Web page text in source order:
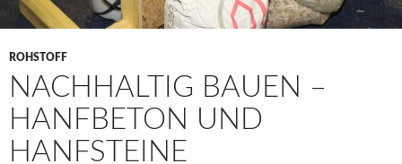
ROHSTOFF
NACHHALTIG BAUEN –
HANFBETON UND
HANFSTEINE